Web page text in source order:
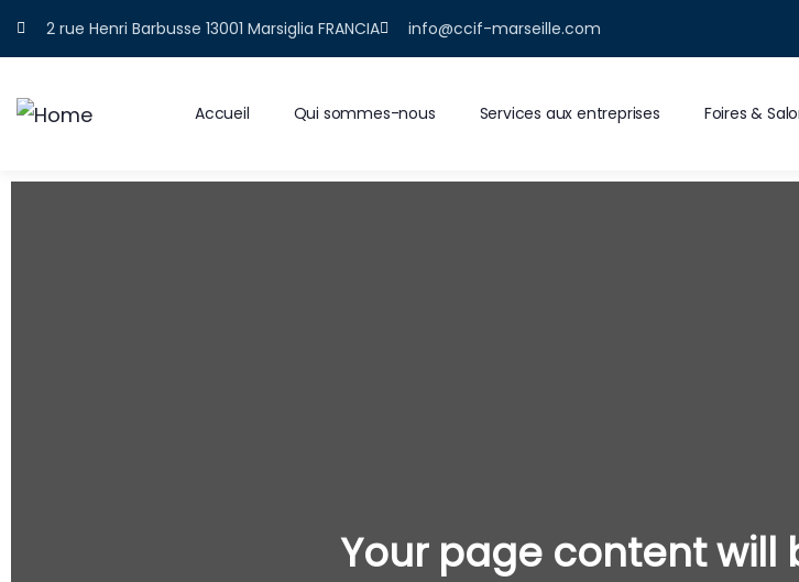
2 rue Henri Barbusse 13001 Marsiglia FRANCIA info@ccif-marseille.com
Accueil Qui sommes-nous Services aux entreprises Foires &
Your page content will